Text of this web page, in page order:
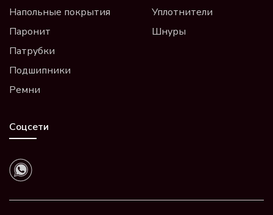
Напольные покрытия
Паронит
Патрубки
Подшипники
Ремни
Уплотнители
Шнуры
Соцсети